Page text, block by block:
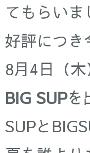
てもらいま
好評につき
8月4日（木
BIG SUPを
SUPと